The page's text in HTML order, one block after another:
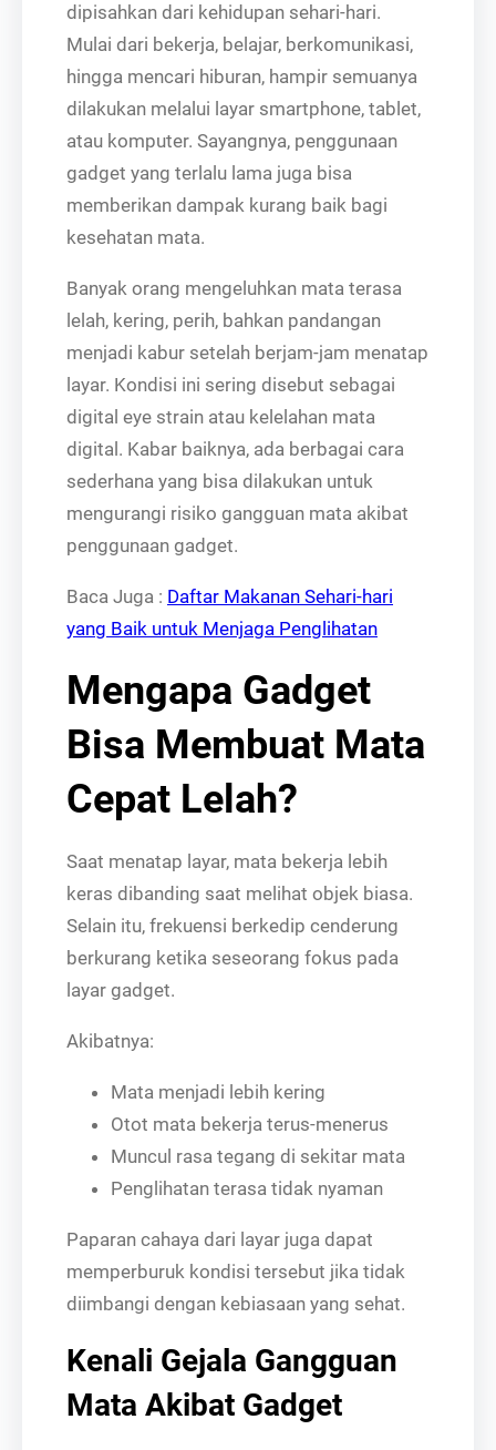
dipisahkan dari kehidupan sehari-hari.
Mulai dari bekerja, belajar, berkomunikasi,
hingga mencari hiburan, hampir semuanya
dilakukan melalui layar smartphone, tablet,
atau komputer. Sayangnya, penggunaan
gadget yang terlalu lama juga bisa
memberikan dampak kurang baik bagi
kesehatan mata.
Banyak orang mengeluhkan mata terasa
lelah, kering, perih, bahkan pandangan
menjadi kabur setelah berjam-jam menatap
layar. Kondisi ini sering disebut sebagai
digital eye strain atau kelelahan mata
digital. Kabar baiknya, ada berbagai cara
sederhana yang bisa dilakukan untuk
mengurangi risiko gangguan mata akibat
penggunaan gadget.
Baca Juga : Daftar Makanan Sehari-hari
yang Baik untuk Menjaga Penglihatan
Mengapa Gadget
Bisa Membuat Mata
Cepat Lelah?
Saat menatap layar, mata bekerja lebih
keras dibanding saat melihat objek biasa.
Selain itu, frekuensi berkedip cenderung
berkurang ketika seseorang fokus pada
layar gadget.
Akibatnya:
Mata menjadi lebih kering
Otot mata bekerja terus-menerus
Muncul rasa tegang di sekitar mata
Penglihatan terasa tidak nyaman
Paparan cahaya dari layar juga dapat
memperburuk kondisi tersebut jika tidak
diimbangi dengan kebiasaan yang sehat.
Kenali Gejala Gangguan
Mata Akibat Gadget